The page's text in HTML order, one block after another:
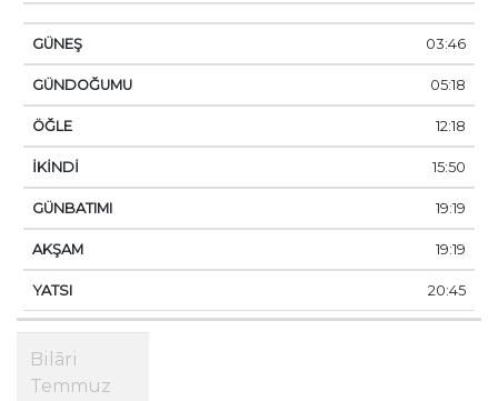
03:46
05:18
12:18
15:50
19:19
19:19
20:45
Bilāri
Temmuz